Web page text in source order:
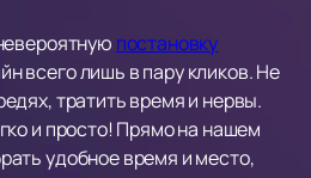
постановку
всего лишь в пару кликов. Не
тратить время и нервы.
и просто! Прямо на нашем
удобное время и место,